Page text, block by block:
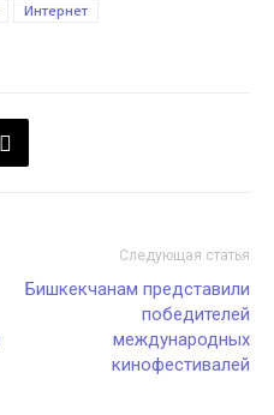
Интернет
Следующая статья
Бишкекчанам представили
победителей
международных
кинофестивалей